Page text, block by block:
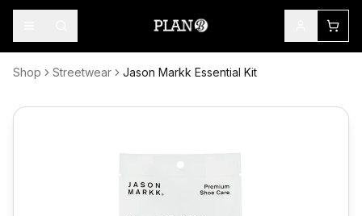
Shop Streetwear Jason Markk Essential Kit